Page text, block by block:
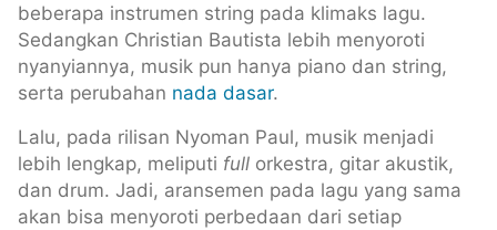
beberapa instrumen string pada klimaks lagu.
Sedangkan Christian Bautista lebih menyoroti
nyanyiannya, musik pun hanya piano dan string,
serta perubahan nada dasar.
Lalu, pada rilisan Nyoman Paul, musik menjadi
lebih lengkap, meliputi full orkestra, gitar akustik,
dan drum. Jadi, aransemen pada lagu yang sama
akan bisa menyoroti perbedaan dari setiap